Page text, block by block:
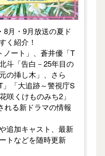
8月・9月放送の夏ド
く紹介！
ノート」、蒼井優「T
斗「告白－25年目の
の挿し木」、さら
」「大追跡～警視庁S
咲くけものみち2」
れる新ドラマの情報
追加キャスト、最新
トなどを随時更新